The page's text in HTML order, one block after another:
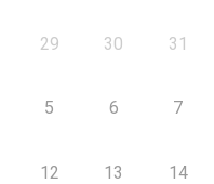
29 30 31
5 6 7
12 13 14